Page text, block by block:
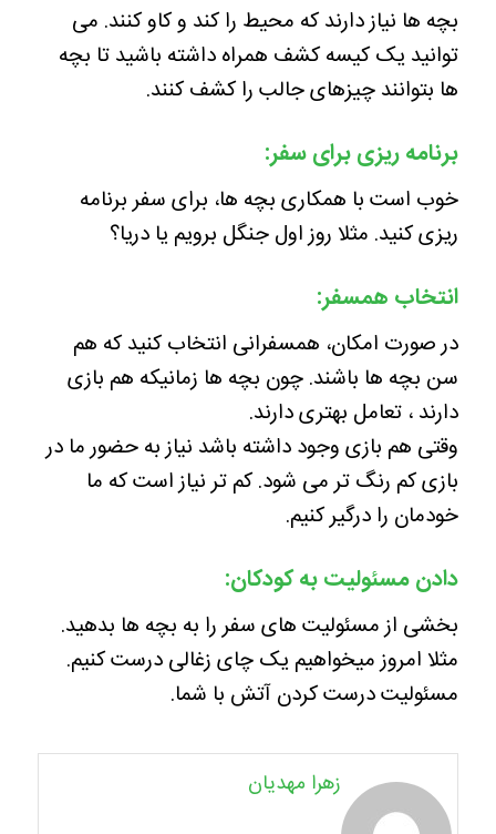
بچه ها نیاز دارند که محیط را کند و کاو کنند. می
توانید یک کیسه کشف همراه داشته باشید تا بچه
ها بتوانند چیزهای جالب را کشف کنند.
برنامه ریزی برای سفر:
خوب است با همکاری بچه ها، برای سفر برنامه
ریزی کنید. مثلا روز اول جنگل برویم یا دریا؟
انتخاب همسفر:
در صورت امکان، همسفرانی انتخاب کنید که هم
سن بچه ها باشند. چون بچه ها زمانیکه هم بازی
دارند ، تعامل بهتری دارند.
وقتی هم بازی وجود داشته باشد نیاز به حضور ما در
بازی کم رنگ تر می شود. کم تر نیاز است که ما
خودمان را درگیر کنیم.
دادن مسئولیت به کودکان:
بخشی از مسئولیت های سفر را به بچه ها بدهید.
مثلا امروز میخواهیم یک چای زغالی درست کنیم.
مسئولیت درست کردن آتش با شما.
زهرا مهدیان